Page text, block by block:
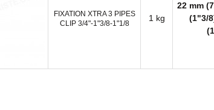
FIXATION XTRA 3 PIPES
CLIP 3/4"-1"3/8-1"1/8
1 kg
22 mm
(1"3/